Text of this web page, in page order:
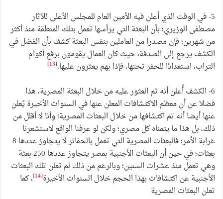
5- في الوقت الذي أعلن فيه الأمين العام للمجلس الأعلى للآثار
مصطفى الوزيري؛ بأن البعثة التي يرأسها تعمل بتلك المنطقة منذ أكثر
من شهرين؛ فإن مصدرا من العاملين بنفس البعثة كشف بأن الفضل في
الكشف يرجع إلى الصدفة، حيث كان العمال يقومون برفع أكوام
التراب، استعدادًا للحفر تحتها، فإذا بهم يعثرون عليها.[13]
6- الكشف أُعلن أنه تم العثور عليه من خلال البعثة المصرية، هذا
فضلا عن أن معظم الاكتشافات المعلن عنها في السنوات الأخيرة يُعلن
عنها أيضا أنه تم اكتشافها من خلال البعثات المصرية؛ وأنا لا أقلل من
ذلك، بل هذا ما يتمناه كل مصري؛ ولكن لو عرفنا الواقع لاستشعرنا
غرابة الأمر؛ فالبعثات المصرية التي تعمل بالحفائر لا يتجاوز عددها 8
بعثات؛ في حين أن البعثات الأجنبية بمصر يتجاوز عددها 250 بعثة
وهي تعمل منذ عشرات السنين؛ وبالرغم من ذلك لم تعلن تلك البعثات
الأجنبية عن اكتشافات بهذا الحجم خلال السنوات الأخيرة[14]
، كما
تعلن البعثات المصرية